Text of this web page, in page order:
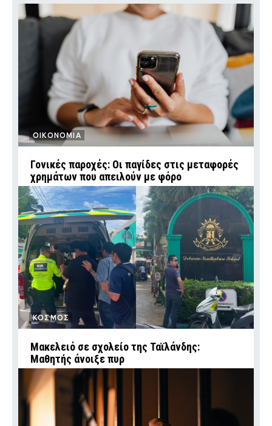
ΟΙΚΟΝΟΜΙΑ
Γονικές παροχές: Οι παγίδες στις μεταφορές
χρημάτων που απειλούν με φόρο
ΚΟΣΜΟΣ
Μακελειό σε σχολείο της Ταϊλάνδης:
Μαθητής άνοιξε πυρ